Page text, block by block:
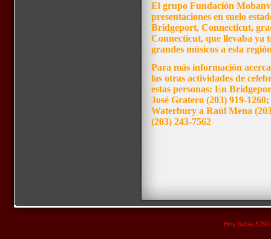
El grupo Fundación
presentaciones en suelo
Bridgeport, Connecticut,
Connecticut, que llevaba ya
grandes músicos a esta
Para más información
las otras actividades de
estas personas: En
José Gratero (203) 919-
Waterbury a Raúl Mena
(203) 243-7562
Hoy habia